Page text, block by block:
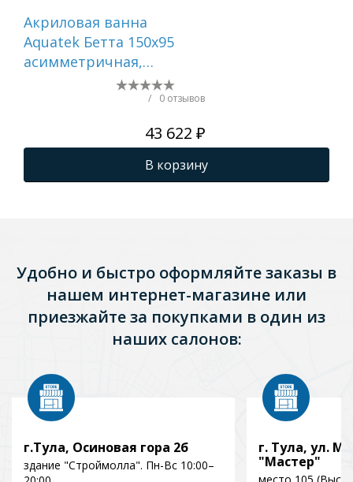
Акриловая ванна
Aquatek Бетта 150x95
асимметричная,
Правосторонняя, с
каркасом и экраном,
/ 0 отзывов
43 622 ₽
В корзину
Удобно и быстро оформляйте заказы в
нашем интернет-магазине или
приезжайте за покупками в один из
наших салонов:
г.Тула, Осиновая гора 2б
здание "Строймолла". Пн-Вс 10:00–
г. Тула, ул.
"Мастер"